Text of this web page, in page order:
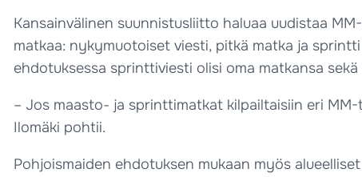
Kansainvälinen suunnistusliitto haluaa uudistaa
matkaa: nykymuotoiset viesti, pitkä matka ja
ehdotuksessa sprinttiviesti olisi oma matkansa
– Jos maasto- ja sprinttimatkat kilpailtaisiin eri
Ilomäki pohtii.
Pohjoismaiden ehdotuksen mukaan myös